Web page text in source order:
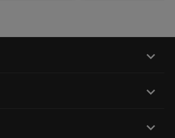


